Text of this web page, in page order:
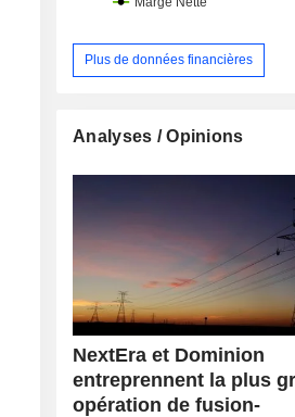
Plus de données financières
Analyses / Opinions
NextEra et Dominion
entreprennent la plus
opération de fusion-